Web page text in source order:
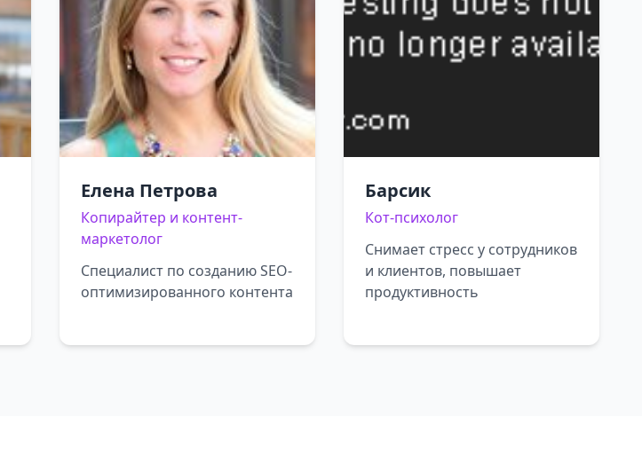
Елена Петрова
Копирайтер и контент-
маркетолог
Специалист по созданию SEO-
оптимизированного контента
Барсик
Кот-психолог
Снимает стресс у сотрудников
и клиентов, повышает
продуктивность